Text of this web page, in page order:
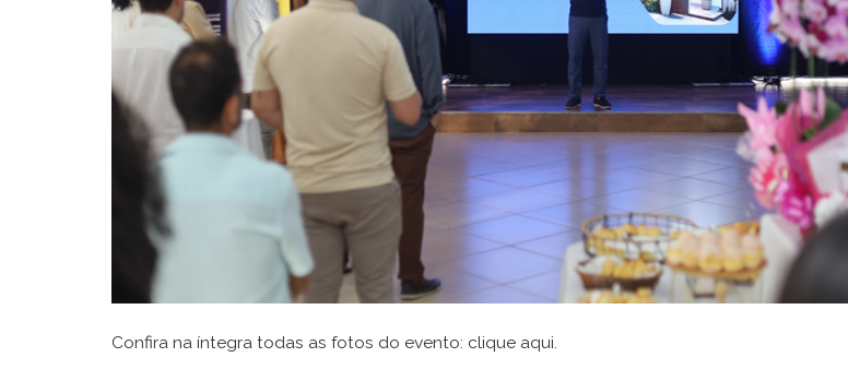
Confira na íntegra todas as fotos do evento: clique aqui.